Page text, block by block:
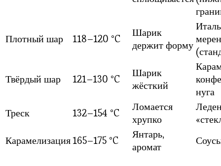
Плотный шар 118–120 °C
Шарик
держит форму
Твёрдый шар 121–130 °C
Шарик
жёсткий
нуга
Треск
132–154 °C
Ломается
хрупко
Карамелизация165–175 °C
Янтарь,
аромат